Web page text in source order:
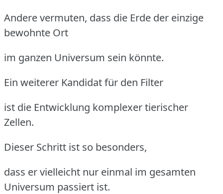
Andere vermuten, dass die Erde der einzige
bewohnte Ort
im ganzen Universum sein könnte.
Ein weiterer Kandidat für den Filter
ist die Entwicklung komplexer tierischer
Zellen.
Dieser Schritt ist so besonders,
dass er vielleicht nur einmal im gesamten
Universum passiert ist.